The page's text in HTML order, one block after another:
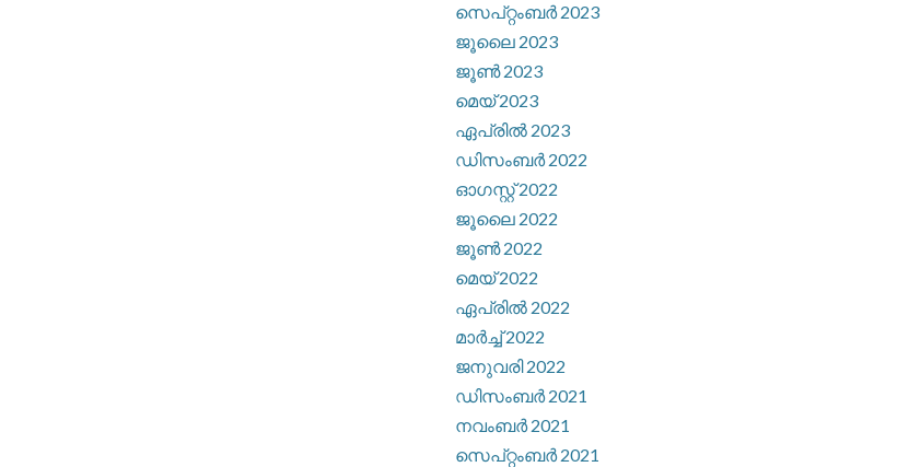
സെപ്റ്റംബർ 2023
ജൂലൈ 2023
ജൂൺ 2023
മെയ്‌ 2023
ഏപ്രിൽ 2023
ഡിസംബർ 2022
ഓഗസ്റ്റ്‌ 2022
ജൂലൈ 2022
ജൂൺ 2022
മെയ്‌ 2022
ഏപ്രിൽ 2022
മാർച്ച്‌ 2022
ജനുവരി 2022
ഡിസംബർ 2021
നവംബർ 2021
സെപ്റ്റംബർ 2021